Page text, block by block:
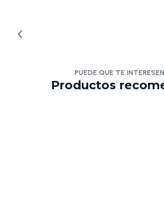
PUEDE QUE TE
Productos